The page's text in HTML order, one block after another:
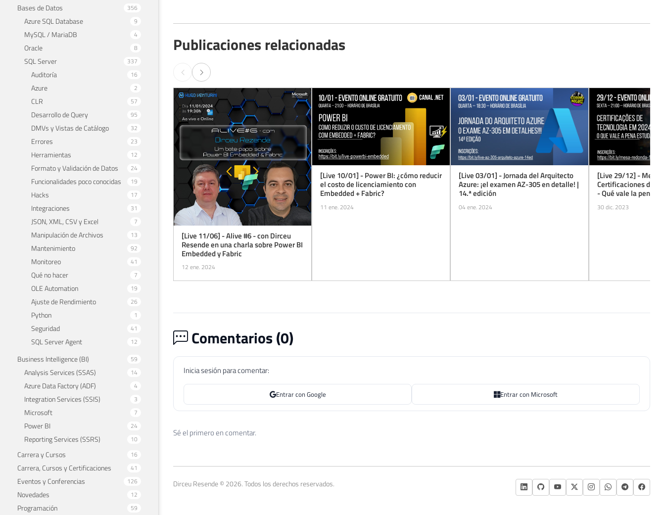
Bases de Datos 356
Azure SQL Database 9
MySQL / MariaDB 4
Oracle 8
SQL Server 337
Auditoría 16
Azure 2
CLR 57
Desarrollo de Query 95
DMVs y Vistas de Catálogo 32
Errores 23
Herramientas 12
Formato y Validación de Datos 24
Funcionalidades poco conocidas 19
Hacks 17
Integraciones 31
JSON, XML, CSV y Excel 7
Manipulación de Archivos 13
Mantenimiento 92
Monitoreo 41
Qué no hacer 7
OLE Automation 19
Ajuste de Rendimiento 26
Python 1
Seguridad 41
SQL Server Agent 12
Business Intelligence (BI) 59
Analysis Services (SSAS) 14
Azure Data Factory (ADF) 4
Integration Services (SSIS) 3
Microsoft 7
Power BI 24
Reporting Services (SSRS) 10
Carrera y Cursos 16
Carrera, Cursos y Certificaciones 41
Eventos y Conferencias 126
Novedades 12
Programación 59
Publicaciones relacionadas
[Live 11/06] - Alive #6 - con Dirceu
Resende en una charla sobre Power BI
Embedded y Fabric
12 ene. 2024
[Live 10/01] - Power BI: ¿cómo reducir
el costo de licenciamiento con
Embedded + Fabric?
11 ene. 2024
[Live 03/01] - Jornada del Arquitecto
Azure: ¡el examen AZ-305 en detalle! |
14.ª edición
04 ene. 2024
[Live 29/12] - Mesa
Certificaciones de
- Qué vale la pena
30 dic. 2023
Comentarios (0)
Inicia sesión para comentar:
Entrar con Google Entrar con Microsoft
Sé el primero en comentar.
Dirceu Resende © 2026. Todos los derechos reservados.